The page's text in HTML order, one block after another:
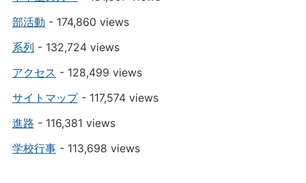
部活動 - 174,860 views
系列 - 132,724 views
アクセス - 128,499 views
サイトマップ- 117,574 views
進路 - 116,381 views
学校行事- 113,698 views